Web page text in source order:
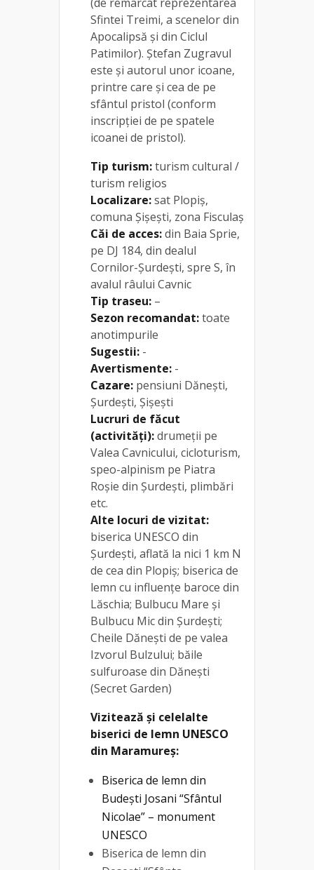
Sfintei Treimi, a scenelor din
Apocalipsă și din Ciclul
Patimilor). Ștefan Zugravul
este și autorul unor icoane,
printre care și cea de pe
sfântul pristol (conform
inscripției de pe spatele
icoanei de pristol).
Tip turism:turism cultural /
turism religios
Localizare:sat Plopiș,
comuna Șișești, zona Fisculaș
Căi de acces:din Baia Sprie,
pe DJ 184, din dealul
Cornilor-Șurdești, spre S, în
avalul râului Cavnic
Tip traseu: –
Sezon recomandat:toate
anotimpurile
Sugestii: -
Avertismente: -
Cazare: pensiuni Dănești,
Șurdești, Șișești
Lucruri de făcut
(activități):drumeții pe
Valea Cavnicului, cicloturism,
speo-alpinism pe Piatra
Roșie din Șurdești, plimbări
etc.
Alte locuri de vizitat:
biserica UNESCO din
Șurdești, aflată la nici 1 km N
de cea din Plopiș; biserica de
lemn cu influențe baroce din
Lăschia; Bulbucu Mare și
Bulbucu Mic din Șurdești;
Cheile Dănești de pe valea
Izvorul Bulzului; băile
sulfuroase din Dănești
(Secret Garden)
Vizitează și celelalte
biserici de lemn UNESCO
din Maramureș:
Biserica de lemn din
Budești Josani “Sfântul
Nicolae” – monument
UNESCO
Biserica de lemn din